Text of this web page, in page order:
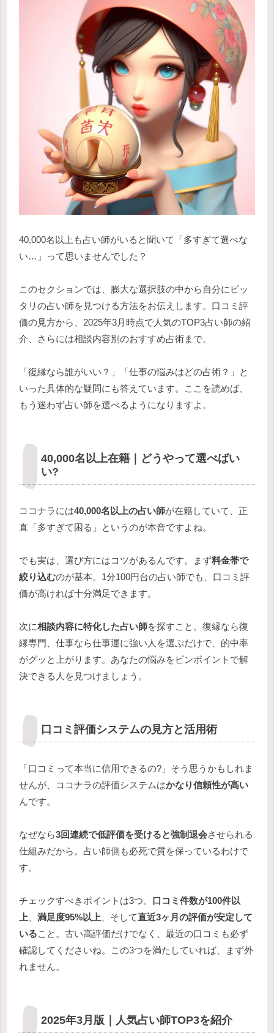
40,000名以上も占い師がいると聞いて「多すぎて選べな
い…」って思いませんでした？
このセクションでは、膨大な選択肢の中から自分にピッ
タリの占い師を見つける方法をお伝えします。口コミ評
価の見方から、2025年3月時点で人気のTOP3占い師の紹
介、さらには相談内容別のおすすめ占術まで。
「復縁なら誰がいい？」「仕事の悩みはどの占術？」と
いった具体的な疑問にも答えています。ここを読めば、
もう迷わず占い師を選べるようになりますよ。
40,000名以上在籍｜どうやって選べばい
い?
ココナラには40,000名以上の占い師が在籍していて、正
直「多すぎて困る」というのが本音ですよね。
でも実は、選び方にはコツがあるんです。まず料金帯で
絞り込むのが基本。1分100円台の占い師でも、口コミ評
価が高ければ十分満足できます。
次に相談内容に特化した占い師を探すこと。復縁なら復
縁専門、仕事なら仕事運に強い人を選ぶだけで、的中率
がグッと上がります。あなたの悩みをピンポイントで解
決できる人を見つけましょう。
口コミ評価システムの見方と活用術
「口コミって本当に信用できるの?」そう思うかもしれま
せんが、ココナラの評価システムはかなり信頼性が高い
んです。
なぜなら3回連続で低評価を受けると強制退会させられる
仕組みだから。占い師側も必死で質を保っているわけで
す。
チェックすべきポイントは3つ。 口コミ件数が100件以
上
満足度95%以上 、そして直近3ヶ月の評価が安定して
いること。古い高評価だけでなく、最近の口コミも必ず
確認してくださいね。この3つを満たしていれば、まず外
れません。
2025年3月版｜人気占い師TOP3を紹介